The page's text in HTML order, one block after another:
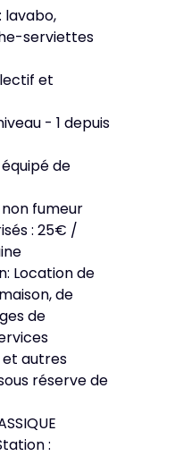
lavabo,
serviettes
et
- 1 depuis
de
fumeur
: 25€ /
Location de
de
de
autres
réserve de
: